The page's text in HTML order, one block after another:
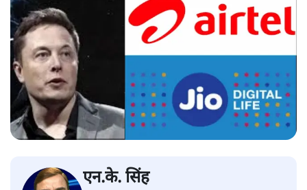
एन.के. सिंह